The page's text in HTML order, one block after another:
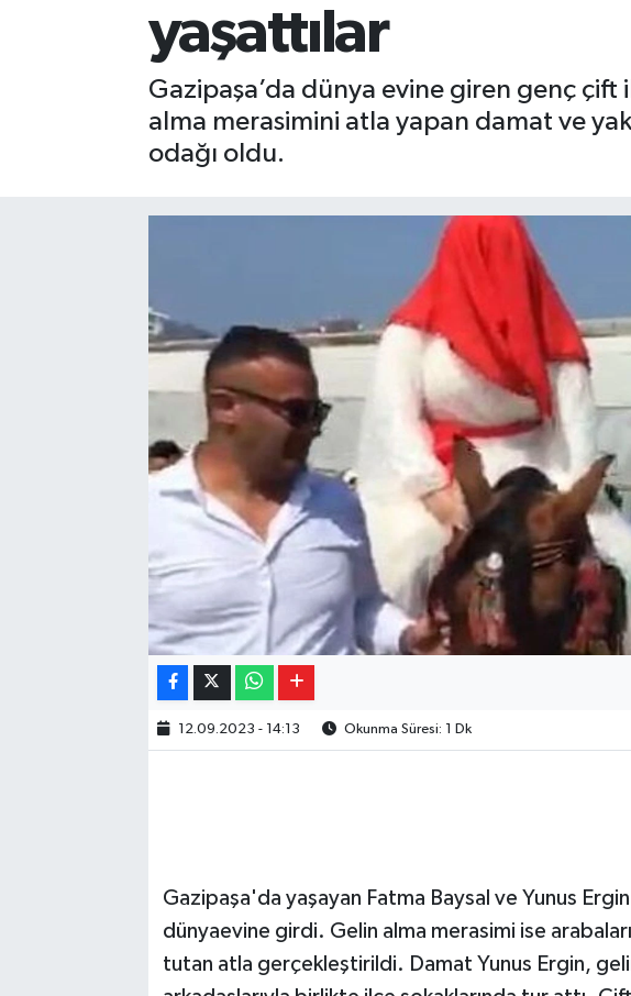
yaşattılar
Gazipaşa’da dünya evine giren genç
alma merasimini atla yapan damat ve
odağı oldu.
12.09.2023 - 14:13 Okunma Süresi: 1 Dk
Gazipaşa'da yaşayan Fatma Baysal ve Yunus
dünyaevine girdi. Gelin alma merasimi ise
tutan atla gerçekleştirildi. Damat Yunus Ergin,
Gizlilik İlkeleri - Privacy Policy